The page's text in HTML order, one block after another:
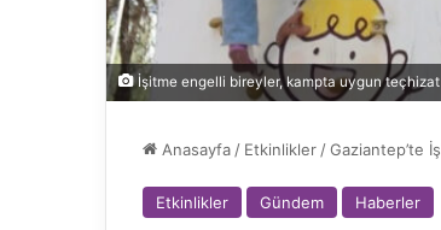
İşitme engelli bireyler, kampta uygun
Anasayfa / Etkinlikler /Gaziantep’te
Etkinlikler Gündem Haberler